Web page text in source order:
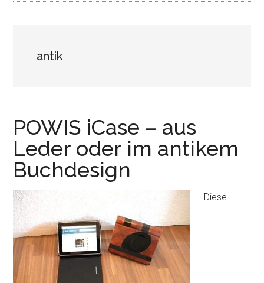
antik
POWIS iCase – aus
Leder oder im antikem
Buchdesign
Diese